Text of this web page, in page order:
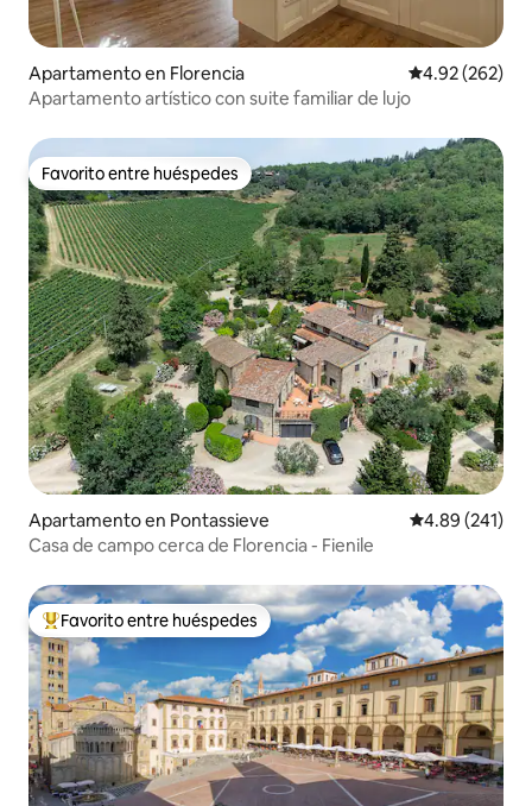
Apartamento en Florencia Calificación
4.92 (262)
Apartamento artístico con suite familiar de lujo
Favorito entre huéspedes
Favorito entre huéspedes
Apartamento en Pontassieve Calificación
4.89 (241)
Casa de campo cerca de Florencia - Fienile
Favorito entre huéspedes preferido
Favorito entre huéspedes